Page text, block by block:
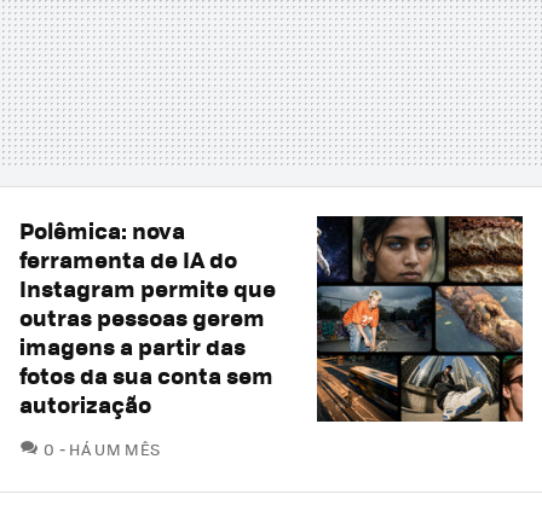
Polêmica: nova
ferramenta de IA do
Instagram permite que
outras pessoas gerem
imagens a partir das
fotos da sua conta sem
autorização
0 COMENTÁRIOS
HÁ UM MÊS